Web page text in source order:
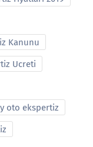
Kanunu
Ucreti
oto ekspertiz